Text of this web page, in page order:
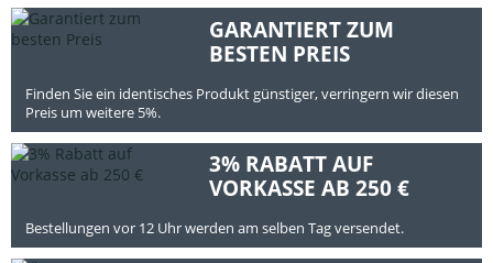
GARANTIERT ZUM
BESTEN PREIS
Finden Sie ein identisches Produkt günstiger, verringern wir diesen
Preis um weitere 5%.
3% RABATT AUF
VORKASSE AB 250 €
Bestellungen vor 12 Uhr werden am selben Tag versendet.